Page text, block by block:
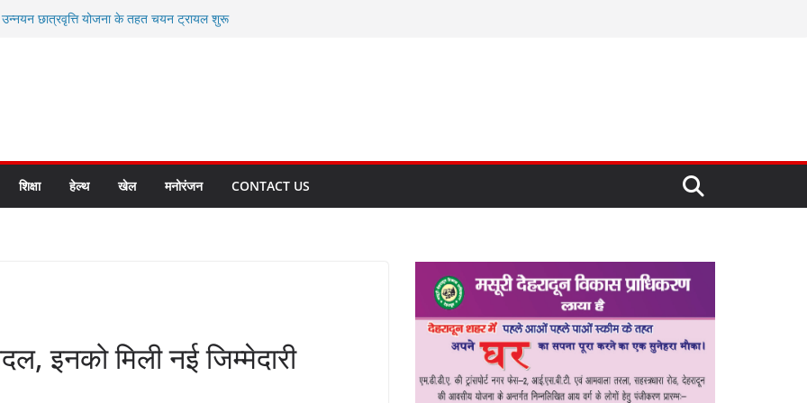
उन्नयन छात्रवृत्ति योजना के तहत चयन ट्रायल शुरू
के लिए अल्मोड़ा की गर्विता भाकुनी का
मित्र कैडेट्स का हुआ है चयन
सबसे बड़ी ताकत : मुख्यमंत्री पुष्कर सिंह धामी
बनाने के संकल्प को करना होगा साकार- मुख्यमंत्री
शिक्षा हेल्थ खेल मनोरंजन CONTACT US
इनको मिली नई जिम्मेदारी